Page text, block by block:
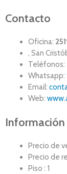
Contacto
Oficina:
, San
Teléfonos:
Whatsapp:
Email:
Web:
Información
Precio de
Precio de
Piso : 1